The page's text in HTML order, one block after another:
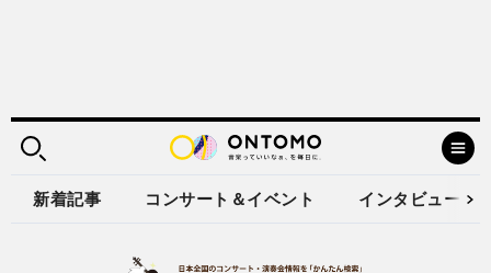
新着記事 コンサート＆イベント インタビュー